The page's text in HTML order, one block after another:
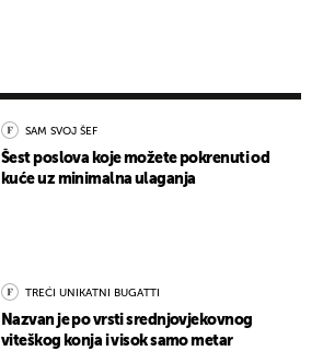
SAM SVOJ ŠEF
Šest poslova koje možete pokrenuti od
kuće uz minimalna ulaganja
TREĆI UNIKATNI BUGATTI
Nazvan je po vrsti srednjovjekovnog
viteškog konja i visok samo metar